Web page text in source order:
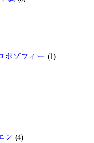
ポゾフィー (1)
ン (4)